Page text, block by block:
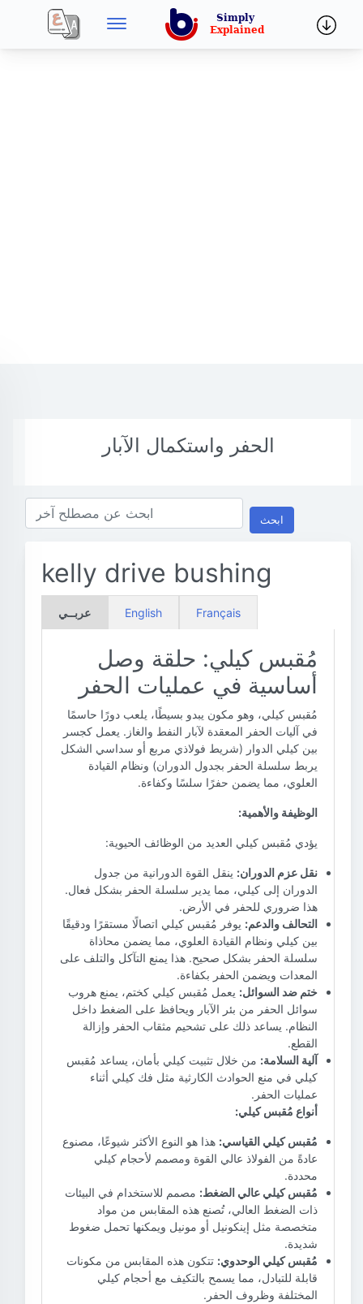
الحفر واستكمال الآبار
ابحث
kelly drive bushing
عربــي English Français
مُقبس كيلي: حلقة وصل
أساسية في عمليات الحفر
مُقبس كيلي، وهو مكون يبدو بسيطًا، يلعب دورًا حاسمًا
في آليات الحفر المعقدة لآبار النفط والغاز. يعمل كجسر
بين كيلي الدوار (شريط فولاذي مربع أو سداسي الشكل
يربط سلسلة الحفر بجدول الدوران) ونظام القيادة
العلوي، مما يضمن حفرًا سلسًا وكفاءة.
الوظيفة والأهمية:
يؤدي مُقبس كيلي العديد من الوظائف الحيوية:
نقل عزم الدوران: ينقل القوة الدورانية من جدول
الدوران إلى كيلي، مما يدير سلسلة الحفر بشكل فعال.
هذا ضروري للحفر في الأرض.
التحالف والدعم: يوفر مُقبس كيلي اتصالًا مستقرًا ودقيقًا
بين كيلي ونظام القيادة العلوي، مما يضمن محاذاة
سلسلة الحفر بشكل صحيح. هذا يمنع التآكل والتلف على
المعدات ويضمن الحفر بكفاءة.
ختم ضد السوائل: يعمل مُقبس كيلي كختم، يمنع هروب
سوائل الحفر من بئر الآبار ويحافظ على الضغط داخل
النظام. يساعد ذلك على تشحيم مثقاب الحفر وإزالة
القطع.
آلية السلامة: من خلال تثبيت كيلي بأمان، يساعد مُقبس
كيلي في منع الحوادث الكارثية مثل فك كيلي أثناء
عمليات الحفر.
أنواع مُقبس كيلي:
مُقبس كيلي القياسي: هذا هو النوع الأكثر شيوعًا، مصنوع
عادةً من الفولاذ عالي القوة ومصمم لأحجام كيلي
محددة.
مُقبس كيلي عالي الضغط: مصمم للاستخدام في البيئات
ذات الضغط العالي، تُصنع هذه المقابس من مواد
متخصصة مثل إينكونيل أو مونيل ويمكنها تحمل ضغوط
شديدة.
مُقبس كيلي الوحدوي: تتكون هذه المقابس من مكونات
قابلة للتبادل، مما يسمح بالتكيف مع أحجام كيلي
المختلفة وظروف الحفر.